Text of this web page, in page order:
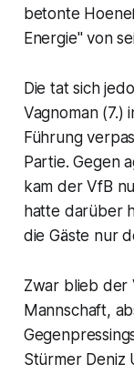
betonte
Energie" von
Die tat sich
Vagnoman (7.)
Führung
Partie. Gegen
kam der VfB
hatte darüber
die Gäste nur
Zwar blieb der
Mannschaft,
Stürmer Deniz